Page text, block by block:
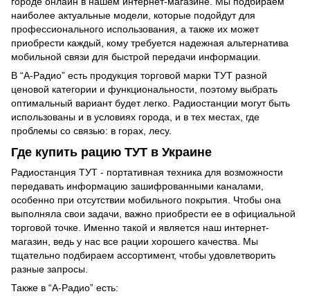
наиболее актуальные модели, которые подойдут для
профессионального использования, а также их может
приобрести каждый, кому требуется надежная альтернатива
мобильной связи для быстрой передачи информации.
В “А-Радио” есть продукция торговой марки ТУТ разной
ценовой категории и функциональности, поэтому выбрать
оптимальный вариант будет легко. Радиостанции могут быть
использованы и в условиях города, и в тех местах, где
проблемы со связью: в горах, лесу.
Где купить рацию ТУТ в Украине
Радиостанция ТУТ - портативная техника для возможности
передавать информацию зашифрованными каналами,
особенно при отсутствии мобильного покрытия. Чтобы она
выполняла свои задачи, важно приобрести ее в официальной
торговой точке. Именно такой и является наш интернет-
магазин, ведь у нас все рации хорошего качества. Мы
тщательно подбираем ассортимент, чтобы удовлетворить
разные запросы.
Также в “А-Радио” есть: